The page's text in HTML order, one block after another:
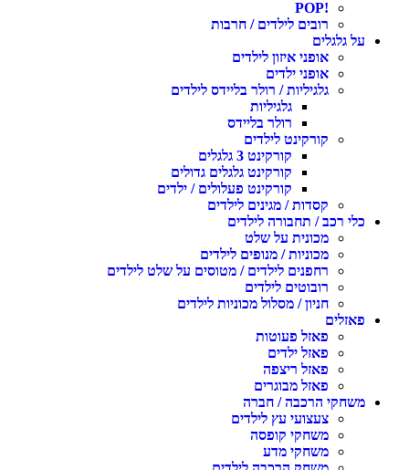
רובים לילדים / חרבות
גלגלים
אופני איזון לילדים
אופני ילדים
גלגיליות / רולר בליידס לילדים
גלגיליות
רולר בליידס
קורקינט לילדים
קורקינט 3 גלגלים
קורקינט גלגלים גדולים
קורקינט פעלולים / ילדים
קסדות / מגינים לילדים
רכב / תחבורה לילדים
מכונית על שלט
מכוניות / מנופים לילדים
רחפנים לילדים / מטוסים על שלט לילדים
רובוטים לילדים
חניון / מסלול מכוניות לילדים
פאזל פעוטות
פאזל ילדים
פאזל ריצפה
פאזל מבוגרים
הרכבה / חברה
צעצועי עץ לילדים
משחקי קופסה
משחקי מדע